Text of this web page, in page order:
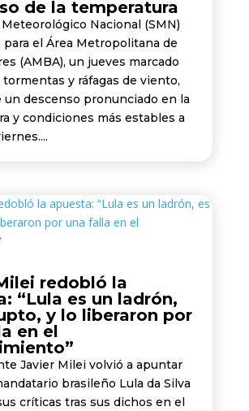
de la temperatura
Nacional (SMN)
para el Área Metropolitana de
(AMBA), un jueves marcado
tormentas y ráfagas de viento,
un descenso pronunciado en la
y condiciones más estables a
redobló la
“Lula es un ladrón,
y lo liberaron por
en el
Javier Milei volvió a apuntar
brasileño Lula da Silva
críticas tras sus dichos en el